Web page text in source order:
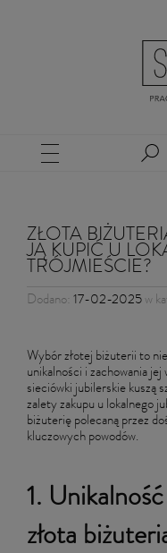
ZŁOTA
JĄ KUPIĆ U
TRÓJMIEŚCIE?
Dodano: 17-02-2025 w
Wybór złotej biżuterii to
unikalności i zachowania
sieciówki jubilerskie kuszą
zalety zakupu u lokalnego
biżuterię polecaną przez
kluczowych powodów.
1.
złota